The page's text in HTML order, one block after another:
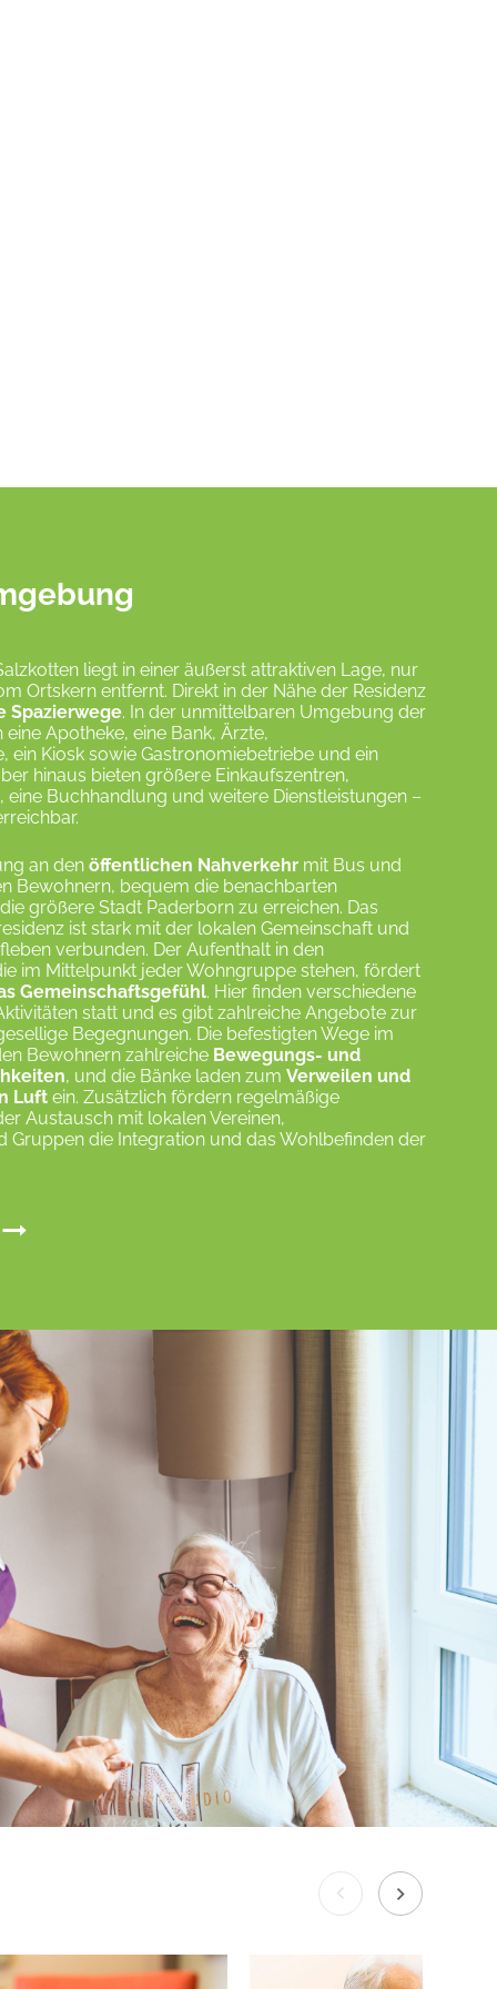
liegt in einer äußerst attraktiven Lage, nur
Ortskern entfernt. Direkt in der Nähe der Residenz
Spazierwege. In der unmittelbaren Umgebung der
eine Apotheke, eine Bank, Ärzte,
ein Kiosk sowie Gastronomiebetriebe und ein
hinaus bieten größere Einkaufszentren,
eine Buchhandlung und weitere Dienstleistungen –
an den öffentlichen Nahverkehr mit Bus und
Bewohnern, bequem die benachbarten
größere Stadt Paderborn zu erreichen. Das
ist stark mit der lokalen Gemeinschaft und
verbunden. Der Aufenthalt in den
im Mittelpunkt jeder Wohngruppe stehen, fördert
Gemeinschaftsgefühl. Hier finden verschiedene
statt und es gibt zahlreiche Angebote zur
Begegnungen. Die befestigten Wege im
Bewohnern zahlreiche Bewegungs- und
, und die Bänke laden zum Verweilen und
Luft ein. Zusätzlich fördern regelmäßige
Austausch mit lokalen Vereinen,
Gruppen die Integration und das Wohlbefinden der